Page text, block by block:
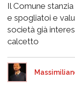
Il Comune
e spogliatoi e
società già
calcetto